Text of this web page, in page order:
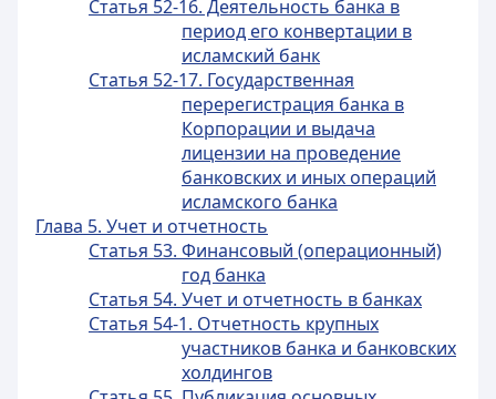
Статья 52-16. Деятельность банка в
период его конвертации в
исламский банк
Статья 52-17. Государственная
перерегистрация банка в
Корпорации и выдача
лицензии на проведение
банковских и иных операций
исламского банка
Глава 5. Учет и отчетность
Статья 53. Финансовый (операционный)
год банка
Статья 54. Учет и отчетность в банках
Статья 54-1. Отчетность крупных
участников банка и банковских
холдингов